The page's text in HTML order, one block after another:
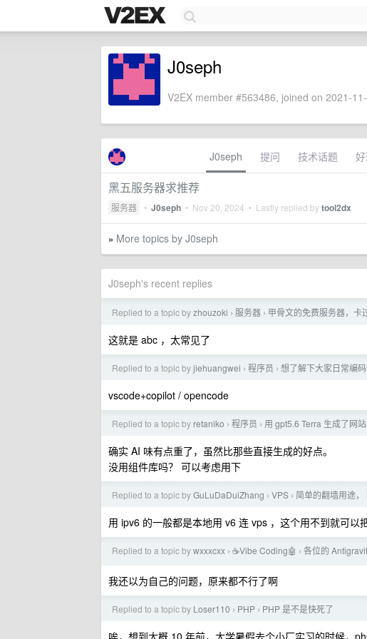
J0seph
V2EX member #563486, joined on 2021-
J0seph 提问 技术话题
黑五服务器求推荐
服务器 • J0seph • Nov 20, 2024 • Lastly replied bytool2dx
» More topics by J0seph
J0seph's recent replies
Replied to a topic byzhouzoki › 服务器 › 甲骨文的免费服务器，卡
这就是 abc ，太常见了
Replied to a topic byjiehuangwei › 程序员 › 想了解下大家日常编
vscode+copilot / opencode
Replied to a topic by retaniko › 程序员 › 用 gpt5.6 Terra 生成了网
确实 AI 味有点重了，虽然比那些直接生成的好点。
没用组件库吗？ 可以考虑用下
Replied to a topic byGuLuDaDuiZhang › VPS › 简单的翻墙用途
用 ipv6 的一般都是本地用 v6 连 vps ，这个用不到就可以
Replied to a topic bywxxxcxx › ☕Vibe Coding🤖 › 各位的
我还以为自己的问题，原来都不行了啊
Replied to a topic by Loser110 › PHP › PHP 是不是快死了
唉，想到大概 10 年前，大学暑假去个小厂实习的时候，